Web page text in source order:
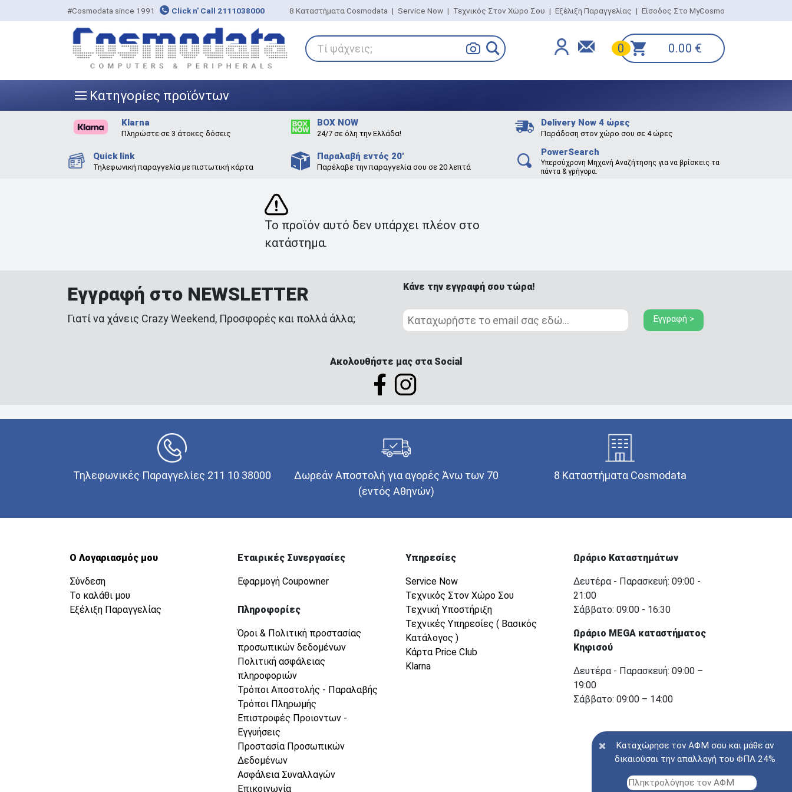
#Cosmodata since 1991 Click n' Call 2111038000 8 Καταστήματα Cosmodata | Service Now | Τεχνικός Στον Χώρο Σου | Εξέλιξη Παραγγελίας | Είσοδος Στο MyCosmo
Τί ψάχνεις; 0 0.00 €
||| Κατηγορίες προϊόντων
Klarna
Πληρώστε σε 3 άτοκες δόσεις
BOX NOW
24/7 σε όλη την Ελλάδα!
Delivery Now 4 ώρες
Παράδοση στον χώρο σου σε 4 ώρες
Quick link
Τηλεφωνική παραγγελία με πιστωτική κάρτα
Παραλαβή εντός 20'
Παρέλαβε την παραγγελία σου σε 20 λεπτά
PowerSearch
Υπερσύχρονη Μηχανή Αναζήτησης για να βρίσκεις τα
πάντα & γρήγορα.
Το προϊόν αυτό δεν υπάρχει πλέον στο
κατάστημα.
Καταχώρησε τον ΑΦΜ σου και μάθε αν
δικαιούσαι την απαλλαγή του ΦΠΑ 24%
Εγγραφή στο NEWSLETTER
Γιατί να χάνεις Crazy Weekend, Προσφορές και πολλά άλλα;
Κάνε την εγγραφή σου τώρα!
Εγγραφή >
Ακολουθήστε μας στα Social
Τηλεφωνικές Παραγγελίες 211 10 38000
Δωρεάν Αποστολή για αγορές Άνω των 70
(εντός Αθηνών)
8 Καταστήματα Cosmodata
Ο Λογαριασμός μου
Σύνδεση
Το καλάθι μου
Εξέλιξη Παραγγελίας
Εταιρικές Συνεργασίες
Εφαρμογή Coupowner
Πληροφορίες
Όροι & Πολιτική προστασίας
προσωπικών δεδομένων
Πολιτική ασφάλειας
πληροφοριών
Τρόποι Αποστολής - Παραλαβής
Τρόποι Πληρωμής
Επιστροφές Προιοντων -
Εγγυήσεις
Προστασία Προσωπικών
Δεδομένων
Ασφάλεια Συναλλαγών
Επικοινωνία
Υπηρεσίες
Service Now
Τεχνικός Στον Χώρο Σου
Τεχνική Υποστήριξη
Τεχνικές Υπηρεσίες ( Βασικός
Κατάλογος )
Κάρτα Price Club
Klarna
Ωράριο Καταστημάτων
Δευτέρα - Παρασκευή: 09:00 -
21:00
Σάββατο: 09:00 - 16:30
Ωράριο MEGA καταστήματος
Κηφισού
Δευτέρα - Παρασκευή: 09:00 –
19:00
Σάββατο: 09:00 – 14:00